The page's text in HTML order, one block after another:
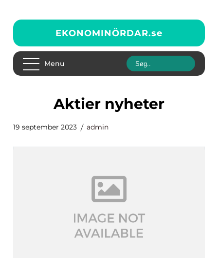
EKONOMINÖRDAR.se
Menu
aktier nyheter
19 september 2023 admin